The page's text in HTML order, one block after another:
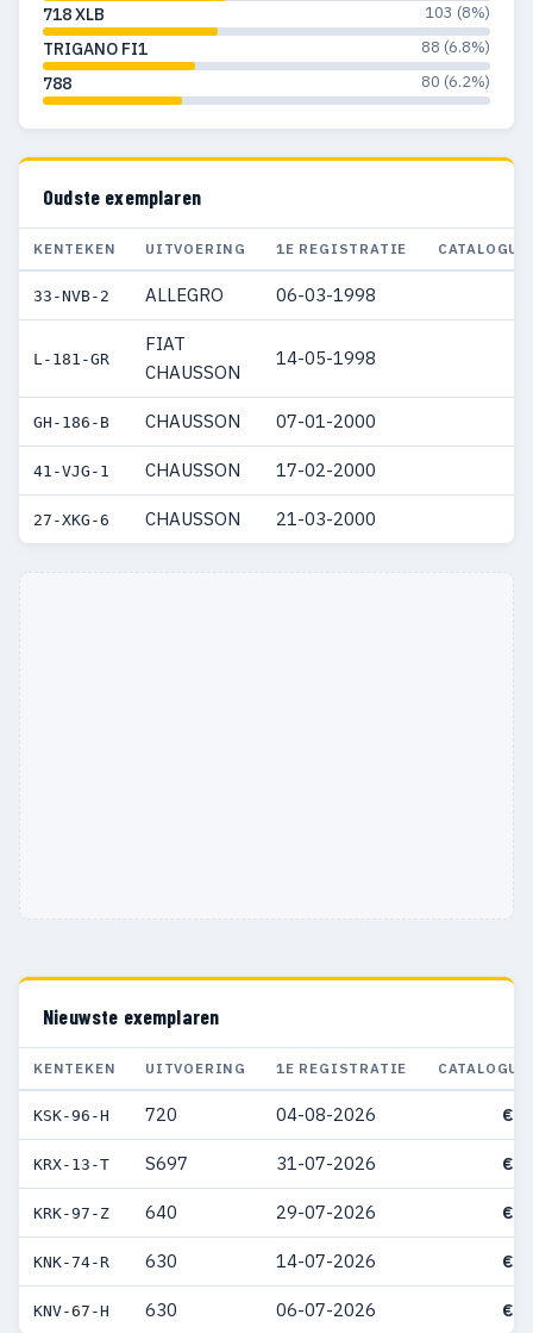
718 XLB 103 (8%)
TRIGANO FI1 88 (6.8%)
788 80 (6.2%)
Oudste exemplaren
KENTEKEN UITVOERING 1E REGISTRATIE
33-NVB-2 ALLEGRO 06-03-1998
L-181-GR
FIAT
CHAUSSON
14-05-1998
GH-186-B CHAUSSON 07-01-2000
41-VJG-1 CHAUSSON 17-02-2000
27-XKG-6 CHAUSSON 21-03-2000
Nieuwste exemplaren
KENTEKEN UITVOERING 1E REGISTRATIE
KSK-96-H 720 04-08-2026 €
KRX-13-T S697 31-07-2026 €
KRK-97-Z 640 29-07-2026 €
KNK-74-R 630 14-07-2026 €
KNV-67-H 630 06-07-2026 €